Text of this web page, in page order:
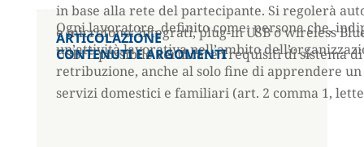
in base alla rete del partecipante. Si regolerà
e microfono: integrati, plug-in USB o wireless
USB. È possibile verificare i requisiti di sistema
Ogni lavoratore, definito come: persona che,
un’attività lavorativa nell’ambito
retribuzione, anche al solo fine di apprendere
servizi domestici e familiari (art. 2 comma 1,
ARTICOLAZIONE
CONTENUTI E ARGOMENTI